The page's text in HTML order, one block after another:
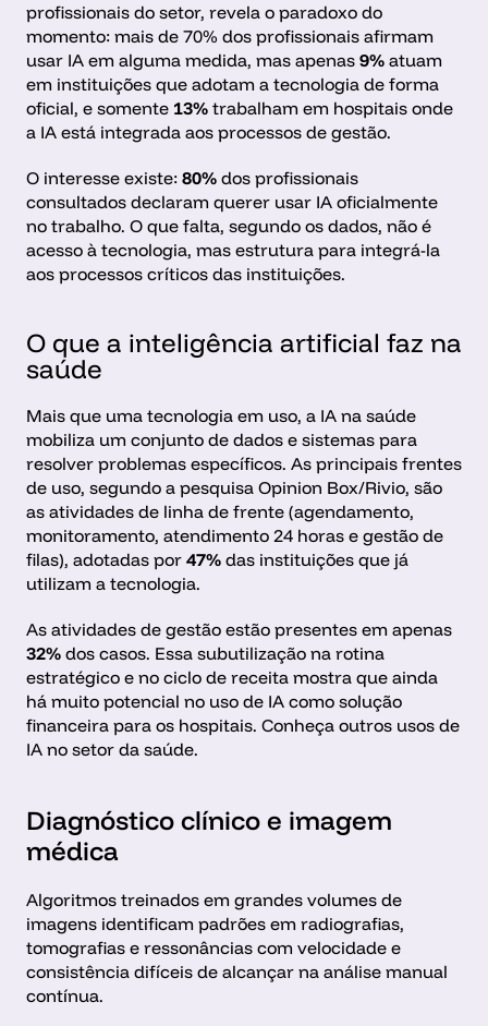
profissionais do setor, revela o paradoxo do
momento: mais de 70% dos profissionais afirmam
usar IA em alguma medida, mas apenas 9% atuam
em instituições que adotam a tecnologia de forma
oficial, e somente 13% trabalham em hospitais onde
a IA está integrada aos processos de gestão.
O interesse existe: 80% dos profissionais
consultados declaram querer usar IA oficialmente
no trabalho. O que falta, segundo os dados, não é
acesso à tecnologia, mas estrutura para integrá-la
aos processos críticos das instituições.
O que a inteligência artificial faz na
saúde
Mais que uma tecnologia em uso, a IA na saúde
mobiliza um conjunto de dados e sistemas para
resolver problemas específicos. As principais frentes
de uso, segundo a pesquisa Opinion Box/Rivio, são
as atividades de linha de frente (agendamento,
monitoramento, atendimento 24 horas e gestão de
filas), adotadas por 47% das instituições que já
utilizam a tecnologia.
32% dos casos. Essa subutilização na rotina
estratégico e no ciclo de receita mostra que ainda
há muito potencial no uso de IA como solução
financeira para os hospitais. Conheça outros usos de
IA no setor da saúde.
Diagnóstico clínico e imagem
médica
Algoritmos treinados em grandes volumes de
imagens identificam padrões em radiografias,
tomografias e ressonâncias com velocidade e
consistência difíceis de alcançar na análise manual
contínua.